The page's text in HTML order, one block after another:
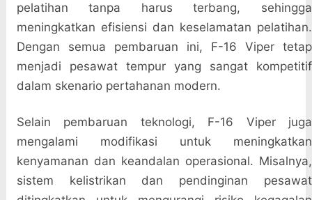
pelatihan tanpa harus terbang, sehingga
meningkatkan efisiensi dan keselamatan pelatihan.
Dengan semua pembaruan ini, F-16 Viper tetap
menjadi pesawat tempur yang sangat kompetitif
dalam skenario pertahanan modern.
Selain pembaruan teknologi, F-16 Viper juga
mengalami modifikasi untuk meningkatkan
kenyamanan dan keandalan operasional. Misalnya,
sistem kelistrikan dan pendinginan pesawat